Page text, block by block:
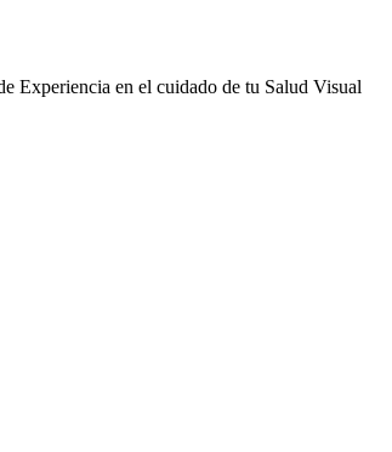
Experiencia en el cuidado de tu Salud Visual